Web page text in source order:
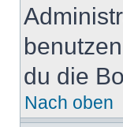
du die
Nach oben